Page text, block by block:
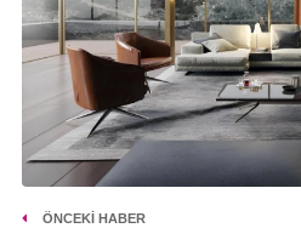
ÖNCEKI HABER